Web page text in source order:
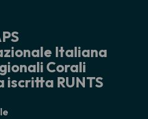
Italiana
Corali
RUNTS